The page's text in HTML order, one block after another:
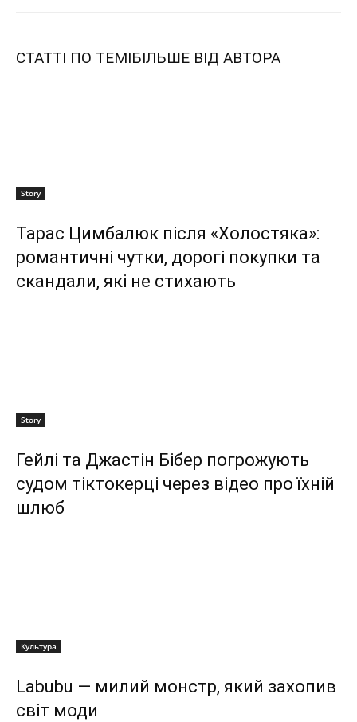
СТАТТІ ПО ТЕМІБІЛЬШЕ ВІД АВТОРА
Story
Тарас Цимбалюк після «Холостяка»:
романтичні чутки, дорогі покупки та
скандали, які не стихають
Story
Гейлі та Джастін Бібер погрожують
судом тіктокерці через відео про їхній
шлюб
Культура
Labubu — милий монстр, який захопив
світ моди